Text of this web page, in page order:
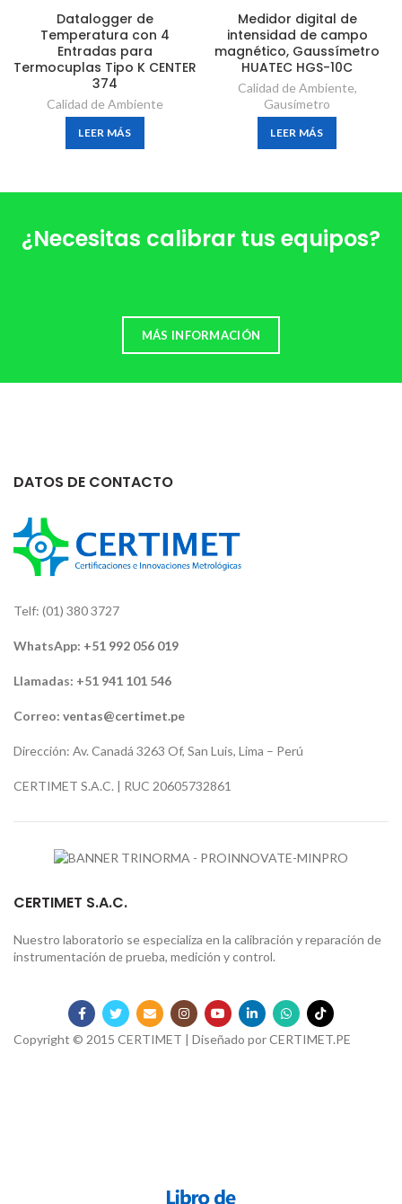
Datalogger de
Temperatura con 4
Entradas para
Termocuplas Tipo K CENTER
374
Calidad de Ambiente
LEER MÁS
Medidor digital de
intensidad de campo
magnético, Gaussímetro
HUATEC HGS-10C
Calidad de Ambiente,
Gausímetro
LEER MÁS
¿Necesitas calibrar tus equipos?
MÁS INFORMACIÓN
DATOS DE CONTACTO
Telf: (01) 380 3727
WhatsApp: +51 992 056 019
Llamadas: +51 941 101 546
Correo: ventas@certimet.pe
Dirección: Av. Canadá 3263 Of, San Luis, Lima – Perú
CERTIMET S.A.C. | RUC 20605732861
CERTIMET S.A.C.
Nuestro laboratorio se especializa en la calibración y reparación de
instrumentación de prueba, medición y control.
Copyright © 2015 CERTIMET | Diseñado porCERTIMET.PE